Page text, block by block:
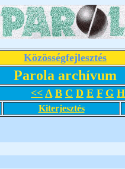
Közösségfejlesztés
Parola archívum
<< A B C D E F G H
Kiterjesztés